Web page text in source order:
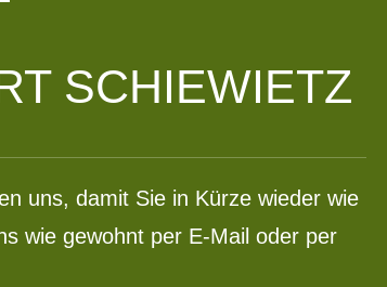
SCHIEWIETZ
uns, damit Sie in Kürze wieder wie
wie gewohnt per E-Mail oder per